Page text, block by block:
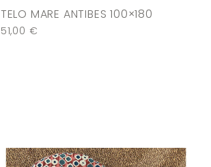
TELO MARE ANTIBES 100×180
51,00 €